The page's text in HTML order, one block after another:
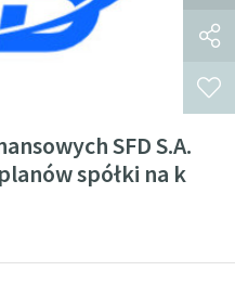
SFD S.A.
spółki na k